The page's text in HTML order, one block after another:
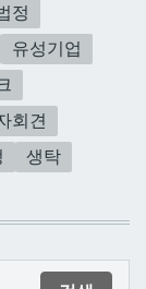
정
유성기업
회견
생탁